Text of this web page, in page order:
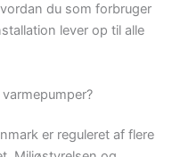
du som forbruger
lever op til alle
er reguleret af flere